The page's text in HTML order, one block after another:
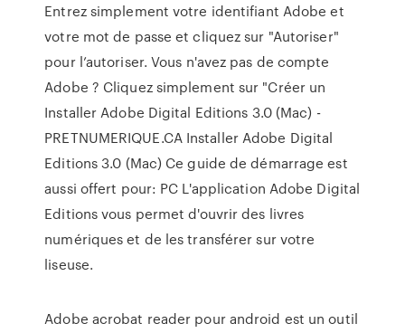
Entrez simplement votre identifiant Adobe et
votre mot de passe et cliquez sur "Autoriser"
pour l’autoriser. Vous n'avez pas de compte
Adobe ? Cliquez simplement sur "Créer un
Installer Adobe Digital Editions 3.0 (Mac) -
PRETNUMERIQUE.CA Installer Adobe Digital
Editions 3.0 (Mac) Ce guide de démarrage est
aussi offert pour: PC L'application Adobe Digital
Editions vous permet d'ouvrir des livres
numériques et de les transférer sur votre
liseuse.
Adobe acrobat reader pour android est un outil